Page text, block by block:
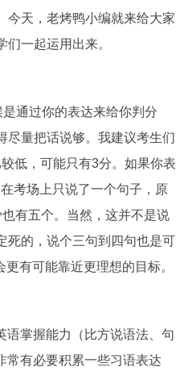
今天，老烤鸭小编就来给大家
一起运用出来。
通过你的表达来给你判分
尽量把话说够。我建议考生们
低，可能只有3分。如果你表
考场上只说了一个句子，原
有五个。当然，这并不是说
死的，说个三句到四句也是可
有可能靠近更理想的目标。
语掌握能力（比方说语法、句
常有必要积累一些习语表达